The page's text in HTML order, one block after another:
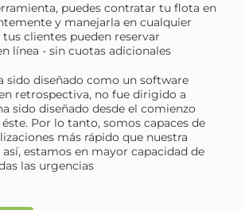
puedes contratar tu flota en
y manejarla en cualquier
tus clientes pueden reservar
línea - sin cuotas adicionales
sido diseñado como un software
retrospectiva, no fue dirigido a
sido diseñado desde el comienzo
Por lo tanto, somos capaces de
más rápido que nuestra
estamos en mayor capacidad de
las urgencias